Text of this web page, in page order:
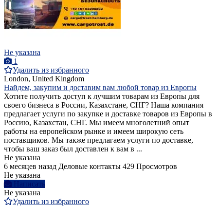
Не указана
1
Удалить из избранного
London, United Kingdom
Найдем, закупим и доставим вам любой товар из Европы
Хотите получить доступ к лучшим товарам из Европы для
своего бизнеса в России, Казахстане, СНГ? Наша компания
предлагает услуги по закупке и доставке товаров из Европы в
Россию, Казахстан, СНГ. Мы имеем многолетний опыт
работы на европейском рынке и имеем широкую сеть
поставщиков. Мы также предлагаем услуги по доставке,
чтобы ваш заказ был доставлен к вам в ...
Не указана
6 месяцев назад Деловые контакты 429 Просмотров
Не указана
Написать
Не указана
Удалить из избранного